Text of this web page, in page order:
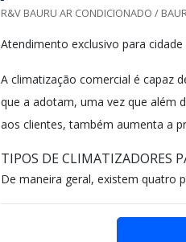
R&V BAURU AR CONDICIONADO /
Atendimento exclusivo para cidade
A climatização comercial é capaz
que a adotam, uma vez que além
aos clientes, também aumenta a
TIPOS DE CLIMATIZADORES
De maneira geral, existem quatro